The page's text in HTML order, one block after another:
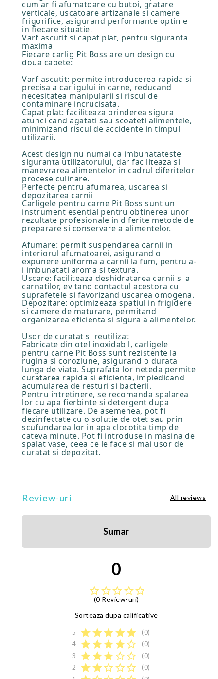
cum ar fi afumatoare cu butoi, gratare
verticale, uscatoare artizanale si camere
frigorifice, asigurand performante optime
in fiecare situatie.
Varf ascutit si capat plat, pentru siguranta
maxima
Fiecare carlig Pit Boss are un design cu
doua capete:
Varf ascutit: permite introducerea rapida si
precisa a carligului in carne, reducand
necesitatea manipularii si riscul de
contaminare incrucisata.
Capat plat: faciliteaza prinderea sigura
atunci cand agatati sau scoateti alimentele,
minimizand riscul de accidente in timpul
utilizarii.
Acest design nu numai ca imbunatateste
siguranta utilizatorului, dar faciliteaza si
manevrarea alimentelor in cadrul diferitelor
procese culinare.
Perfecte pentru afumarea, uscarea si
depozitarea carnii
Carligele pentru carne Pit Boss sunt un
instrument esential pentru obtinerea unor
rezultate profesionale in diferite metode de
preparare si conservare a alimentelor.
Afumare: permit suspendarea carnii in
interiorul afumatoarei, asigurand o
expunere uniforma a carnii la fum, pentru a-
i imbunatati aroma si textura.
Uscare: faciliteaza deshidratarea carnii si a
carnatilor, evitand contactul acestora cu
suprafetele si favorizand uscarea omogena.
Depozitare: optimizeaza spatiul in frigidere
si camere de maturare, permitand
organizarea eficienta si sigura a alimentelor.
Usor de curatat si reutilizat
Fabricate din otel inoxidabil, carligele
pentru carne Pit Boss sunt rezistente la
rugina si coroziune, asigurand o durata
lunga de viata. Suprafata lor neteda permite
curatarea rapida si eficienta, impiedicand
acumularea de resturi si bacterii.
Pentru intretinere, se recomanda spalarea
lor cu apa fierbinte si detergent dupa
fiecare utilizare. De asemenea, pot fi
dezinfectate cu o solutie de otet sau prin
scufundarea lor in apa clocotita timp de
cateva minute. Pot fi introduse in masina de
spalat vase, ceea ce le face si mai usor de
curatat si depozitat.
Review-uri All reviews
Sumar
0
star_borderstar_borderstar_borderstar_borderstar_border
(0 Review-uri)
Sorteaza dupa calificative
5 starstarstarstarstar
(0)
4 starstarstarstarstar_border
(0)
3
starstarstarstar_borderstar_border
(0)
2
starstarstar_borderstar_borderstar_border
(0)